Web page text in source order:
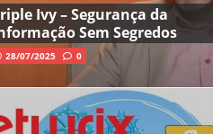
Ivy – Segurança da
Sem Segredos
28/07/2025 0